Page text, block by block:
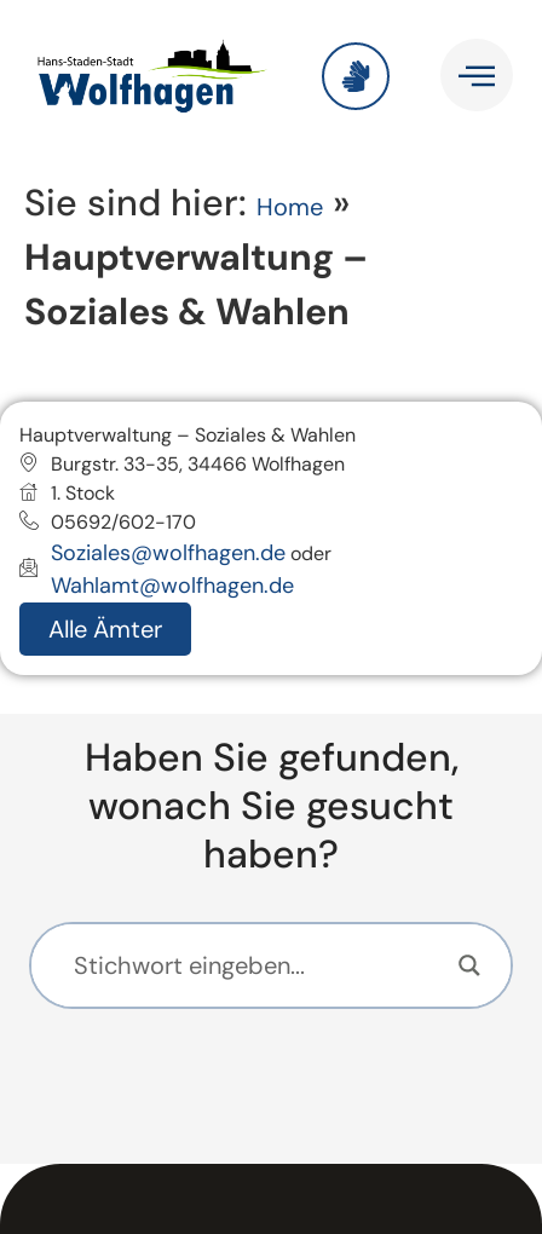
Sie sind hier: Home »
Hauptverwaltung –
Soziales & Wahlen
Hauptverwaltung – Soziales & Wahlen
Burgstr. 33-35, 34466 Wolfhagen
1. Stock
05692/602-170
Soziales@wolfhagen.deoder
Wahlamt@wolfhagen.de
Alle Ämter
Haben Sie gefunden,
wonach Sie gesucht
haben?